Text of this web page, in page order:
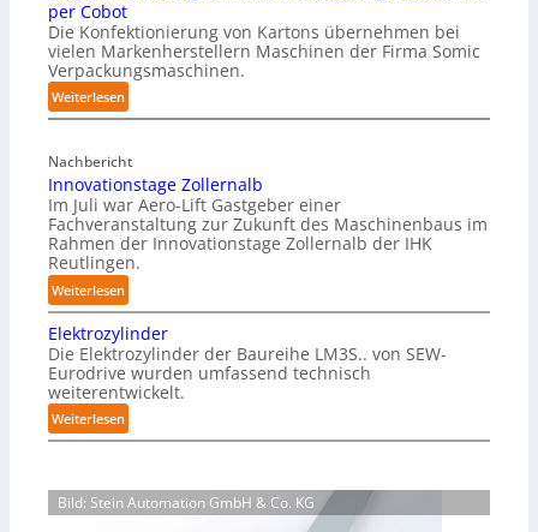
r
k
ü
h
y
s
a
A
n
d
a
n
k
h
u
e
r
z
u
A
u
s
r
u
n
o
h
m
i
e
r
i
e
u
n
d
k
o
r
r
o
s
i
n
s
per Cobot
Die Konfektionierung von Kartons übernehmen bei
vielen Markenherstellern Maschinen der Firma Somic
Verpackungsmaschinen.
Weiterlesen:
M
g
a
z
n
-
B
e
l
a
d
u
n
ü
Nachbericht
Innovationstage Zollernalb
Im Juli war Aero-Lift Gastgeber einer
Fachveranstaltung zur Zukunft des Maschinenbaus im
Rahmen der Innovationstage Zollernalb der IHK
Reutlingen.
Weiterlesen:
I
n
n
o
v
a
o
n
Elektrozylinder
Die Elektrozylinder der Baureihe LM3S.. von SEW-
Eurodrive wurden umfassend technisch
weiterentwickelt.
Weiterlesen:
E
e
k
Bild: Stein Automation GmbH & Co. KG